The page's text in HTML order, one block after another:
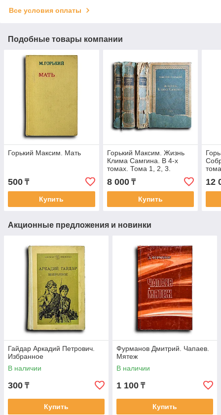
Все условия оплаты
Подобные товары компании
Горький Максим. Мать
500 ₸
Купить
Горький Максим. Жизнь
Клима Самгина. В 4-х
томах. Тома 1, 2, 3.
8 000₸
Купить
12
Акционные предложения и новинки
Гайдар Аркадий Петрович.
Избранное
В наличии
300 ₸
Купить
Фурманов Дмитрий. Чапаев.
Мятеж
В наличии
1 100 ₸
Купить